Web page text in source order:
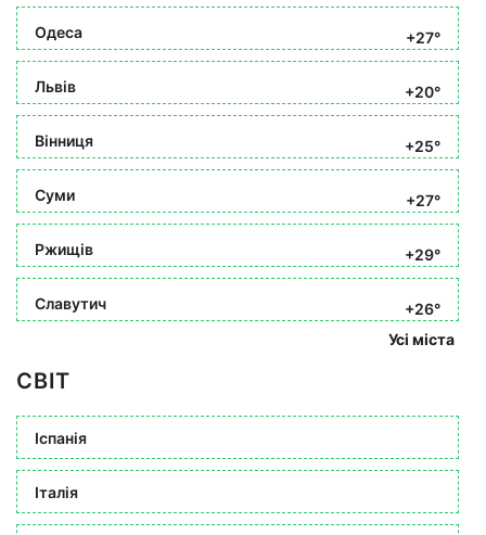
Одеса +27°
Львів +20°
Вінниця +25°
Суми +27°
Ржищів +29°
Славутич
+26°
Усі міста
СВІТ
Іспанія
Італія